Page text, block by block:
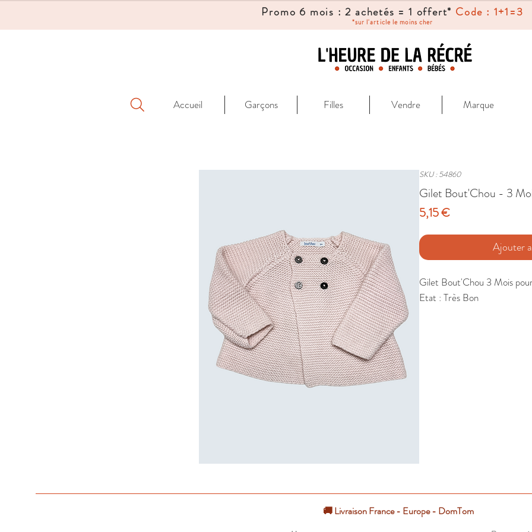
Promo 6 mois : 2 achetés = 1 offert* Code : 1+1=3
*sur l'article le moins cher
Accueil Garçons Filles Vendre Marque
SKU : 54860
Gilet Bout'Chou - 3
5,15 €Prix
Ajouter
Gilet Bout'Chou 3 Mois
Etat : Très Bon
🚚 Livraison France - Europe - DomTom